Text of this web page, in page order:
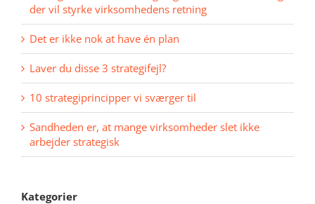
der vil styrke virksomhedens retning
Det er ikke nok at have én plan
Laver du disse 3 strategifejl?
10 strategiprincipper vi sværger til
Sandheden er, at mange virksomheder slet ikke
arbejder strategisk
Kategorier